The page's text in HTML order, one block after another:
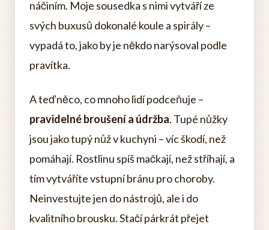
náčiním. Moje sousedka s nimi vytváří ze
svých buxusů dokonalé koule a spirály –
vypadá to, jako by je někdo narýsoval podle
pravítka.
A teď něco, co mnoho lidí podceňuje –
pravidelné broušení a údržba. Tupé nůžky
jsou jako tupý nůž v kuchyni – víc škodí, než
pomáhají. Rostlinu spíš mačkají, než stříhají, a
tím vytváříte vstupní bránu pro choroby.
Neinvestujte jen do nástrojů, ale i do
kvalitního brousku. Stačí párkrát přejet